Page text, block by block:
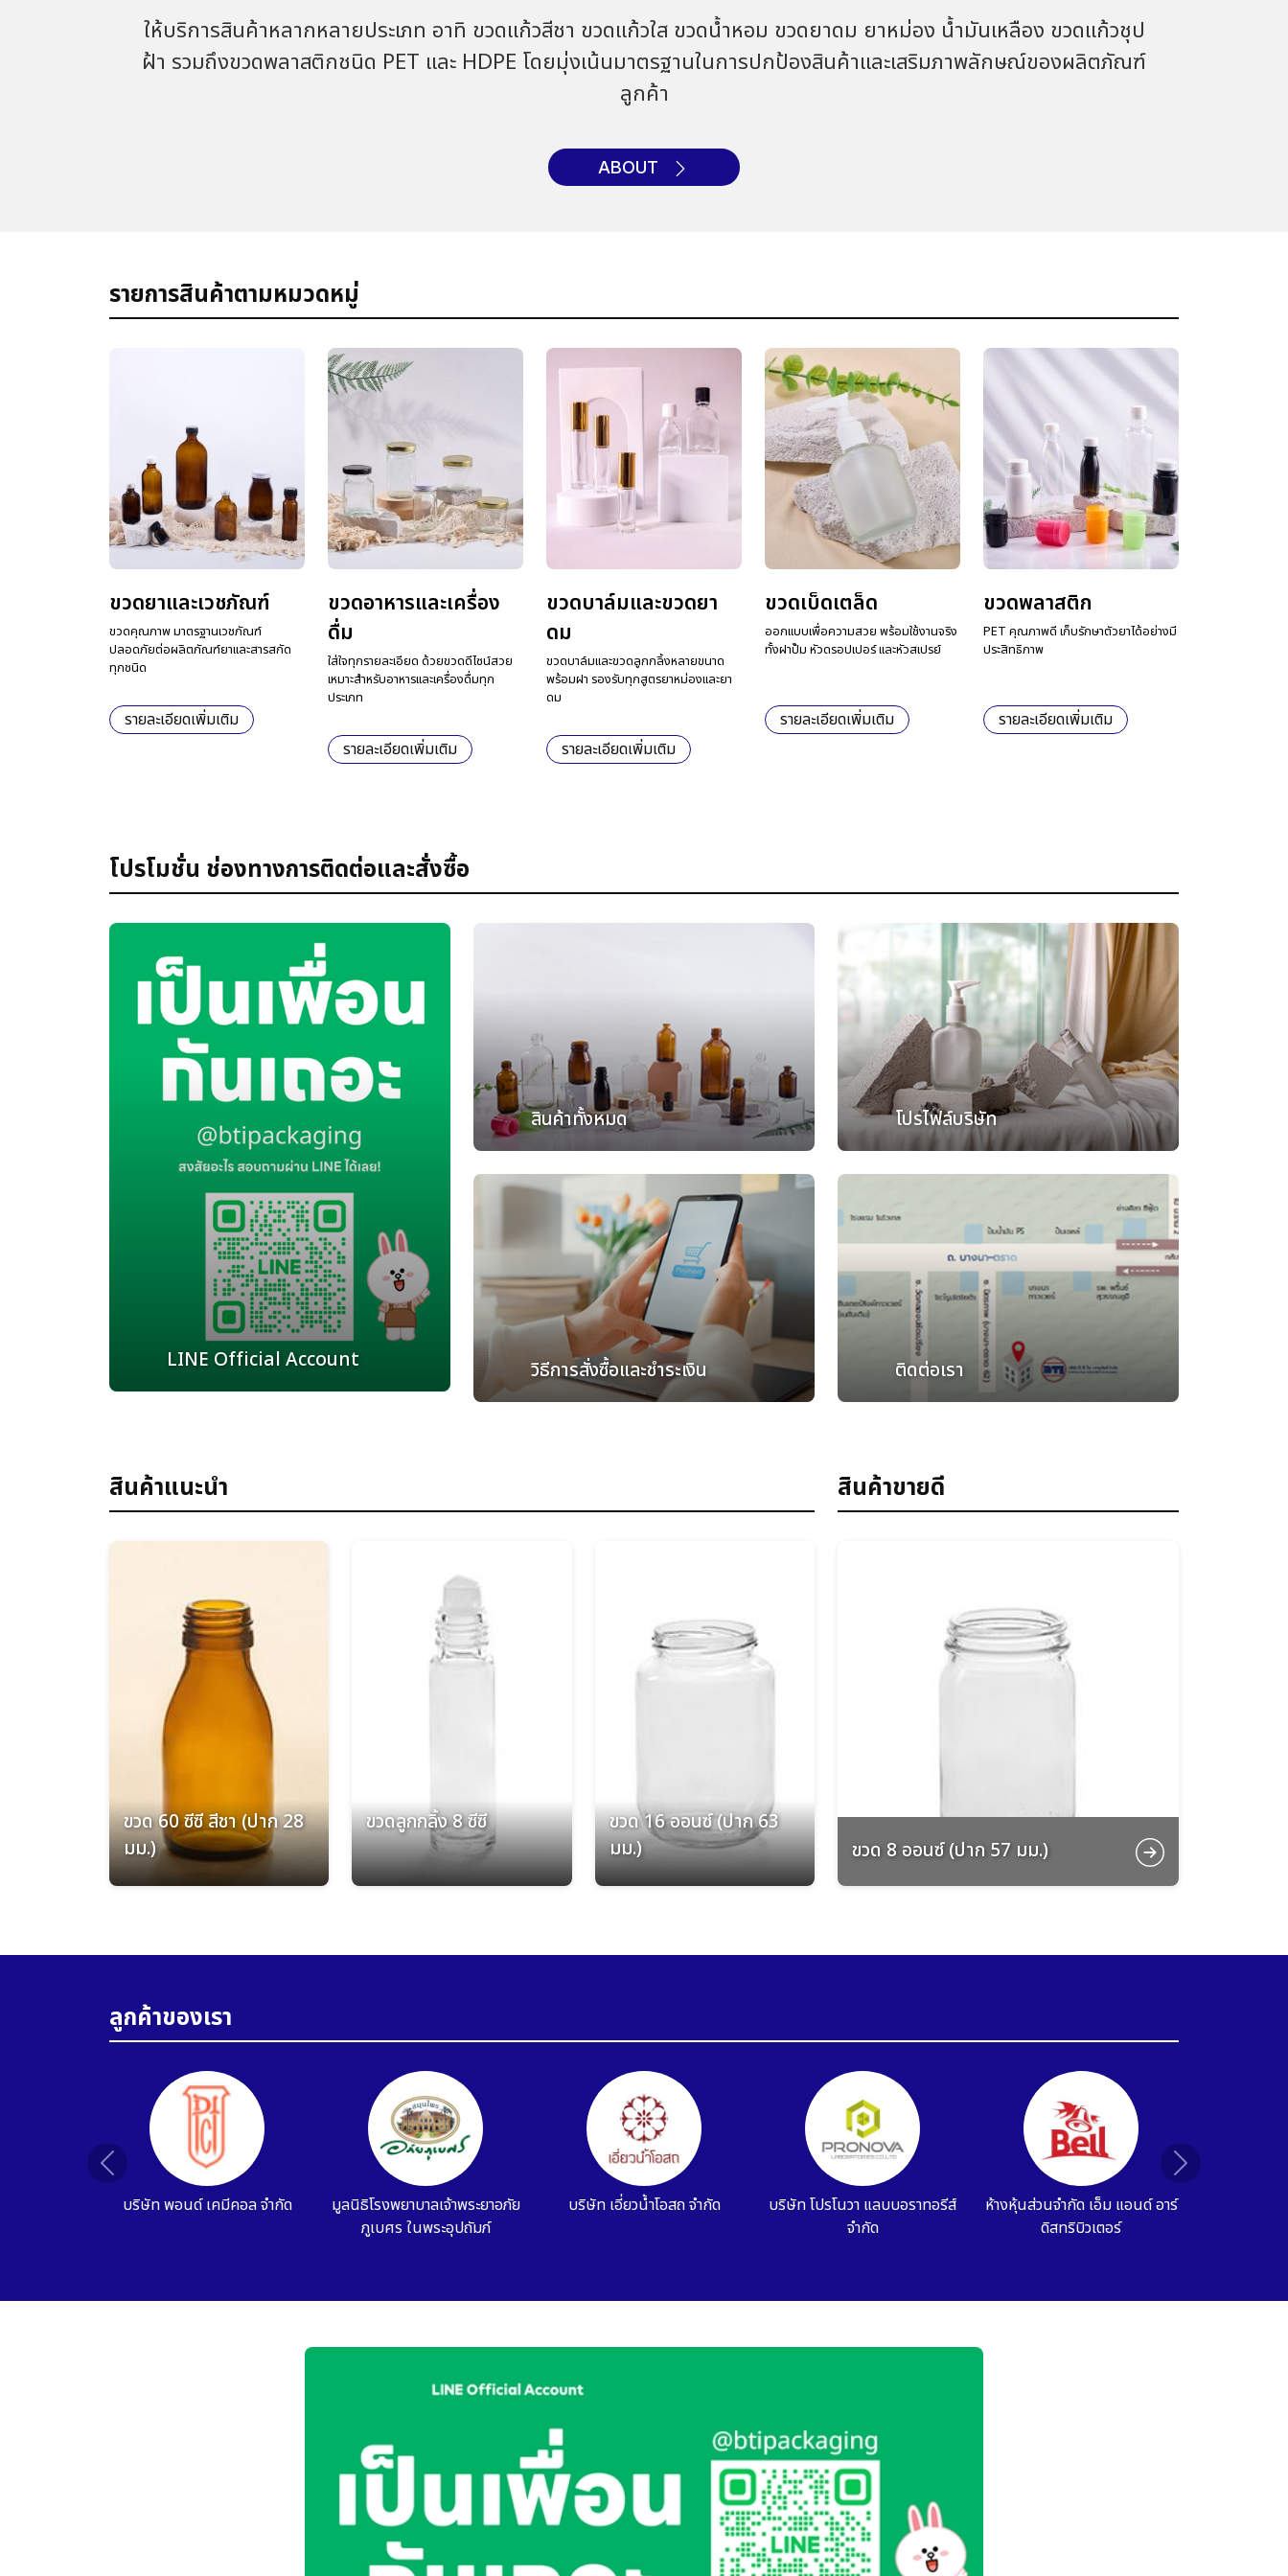
ให้บริการสินค้าหลากหลายประเภท อาทิ ขวดแก้วสีชา ขวดแก้วใส ขวดน้ำหอม ขวดยาดม ยาหม่อง น้ำมันเหลือง ขวดแก้วชุป
ฝ้า รวมถึงขวดพลาสติกชนิด PET และ HDPE โดยมุ่งเน้นมาตรฐานในการปกป้องสินค้าและเสริมภาพลักษณ์ของผลิตภัณฑ์
ลูกค้า
ABOUT
รายการสินค้าตามหมวดหมู่
ขวดยาและเวชภัณฑ์
ขวดคุณภาพ มาตรฐานเวชภัณฑ์
ปลอดภัยต่อผลิตภัณฑ์ยาและสารสกัด
ทุกชนิด
รายละเอียดเพิ่มเติม
ขวดอาหารและเครื่อง
ดื่ม
ใส่ใจทุกรายละเอียด ด้วยขวดดีไซน์สวย
เหมาะสำหรับอาหารและเครื่องดื่มทุก
ประเภท
รายละเอียดเพิ่มเติม
ขวดบาล์มและขวดยา
ดม
ขวดบาล์มและขวดลูกกลิ้งหลายขนาด
พร้อมฝา รองรับทุกสูตรยาหม่องและยา
ดม
รายละเอียดเพิ่มเติม
ขวดเบ็ดเตล็ด
ออกแบบเพื่อความสวย พร้อมใช้งานจริง
ทั้งฝาปั๊ม หัวดรอปเปอร์ และหัวสเปรย์
รายละเอียดเพิ่มเติม
ขวดพลาสติก
PET คุณภาพดี เก็บรักษาตัวยาได้อย่างมี
ประสิทธิภาพ
รายละเอียดเพิ่มเติม
โปรโมชั่น ช่องทางการติดต่อและสั่งซื้อ
LINE Official Account
สินค้าทั้งหมด โปรไฟล์บริษัท
วิธีการสั่งซื้อและชำระเงิน ติดต่อเรา
สินค้าแนะนำ
ขวด 60 ซีซี สีชา (ปาก 28
มม.)
ขวดลูกกลิ้ง 8 ซีซี
ขวด 16 ออนซ์ (ปาก 63
มม.)
สินค้าขายดี
ขวด 8 ออนซ์ (ปาก 57 มม.)
ลูกค้าของเรา
บริษัท ที.แมน ฟาร์มา ซูติคอล
บริษัท เกร๊ทเตอร์ฟาร์ม่า จำกัด บริษัท ไทยเบสท์เนส จำกัด บริษัท เฮเว่น เฮิร์บ จำกัด
Previous Next